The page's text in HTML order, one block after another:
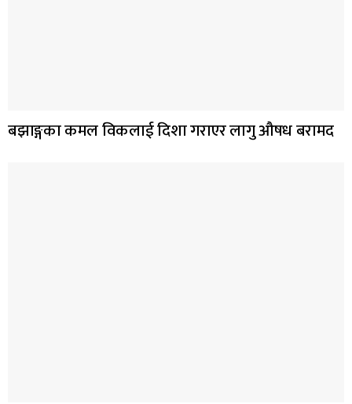
बझाङ्गका कमल विकलाई दिशा गराएर लागु औषध बरामद